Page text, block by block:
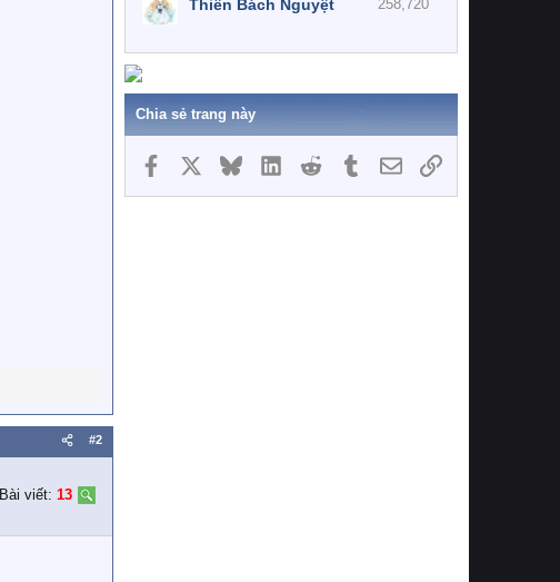
#2
Bài viết: 13
258,720
Thiên Bách Nguyệt
Chia sẻ trang này
Facebook BlueskyLinkedInReddit TumblrEmailLink